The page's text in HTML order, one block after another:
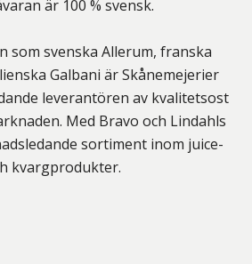
är 100 % svensk.
som svenska Allerum, franska
Galbani är Skånemejerier
leverantören av kvalitetsost
Med Bravo och Lindahls
sortiment inom juice-
kvargprodukter.